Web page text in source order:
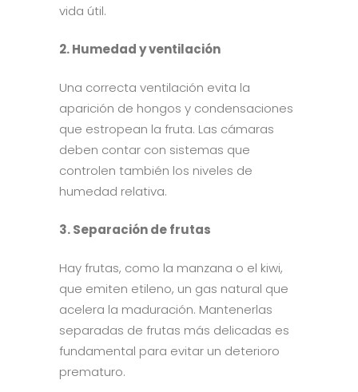
vida útil.
2. Humedad y ventilación
Una correcta ventilación evita la
aparición de hongos y condensaciones
que estropean la fruta. Las cámaras
deben contar con sistemas que
controlen también los niveles de
humedad relativa.
3. Separación de frutas
Hay frutas, como la manzana o el kiwi,
que emiten etileno, un gas natural que
acelera la maduración. Mantenerlas
separadas de frutas más delicadas es
fundamental para evitar un deterioro
prematuro.